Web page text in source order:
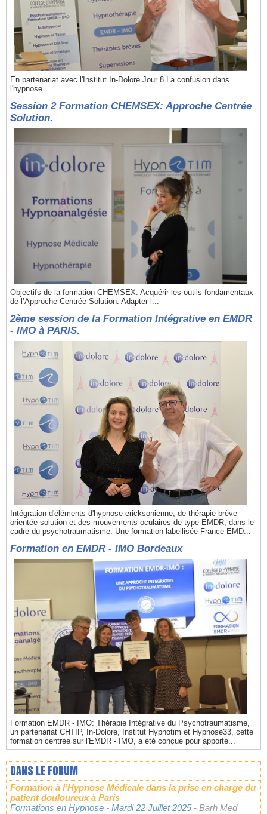
En partenariat avec l'Institut In-Dolore Jour 8 La confusion dans
l'hypnose....
Session 2 Formation CHEMSEX: Approche Centrée
Solution.
Objectifs de la formation CHEMSEX: Acquérir les outils fondamentaux
de l’Approche Centrée Solution. Adapter l...
2ème session de la Formation Intégrative en EMDR
- IMO à PARIS.
Intégration d'éléments d'hypnose ericksonienne, de thérapie brève
orientée solution et des mouvements oculaires de type EMDR, dans le
cadre du psychotraumatisme. Une formation labellisée France EMD...
Formation en EMDR - IMO Bordeaux
Formation EMDR - IMO: Thérapie Intégrative du Psychotraumatisme,
un partenariat CHTIP, In-Dolore, Institut Hypnotim et Hypnose33, cette
formation centrée sur l'EMDR - IMO, a été conçue pour apporte...
DANS LE FORUM
Formation à l’Hypnose Médicale dans la prise en charge du
patient douloureux à Paris
Formations en Hypnose - Mardi 22 Juillet 2025 - Barh Med